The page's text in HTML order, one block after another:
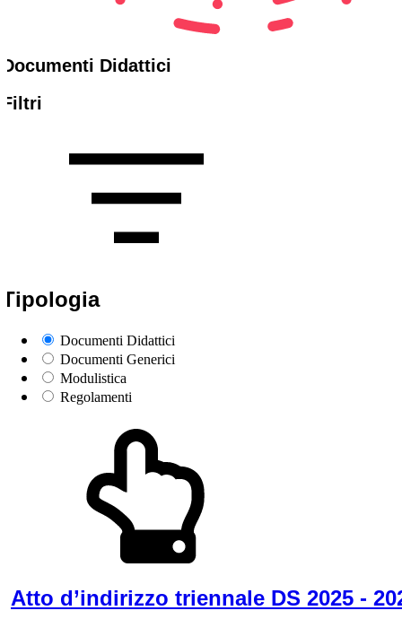
Documenti Didattici
Filtri
Tipologia
Documenti Didattici
Documenti Generici
Modulistica
Regolamenti
Atto d’indirizzo triennale DS 2025 -